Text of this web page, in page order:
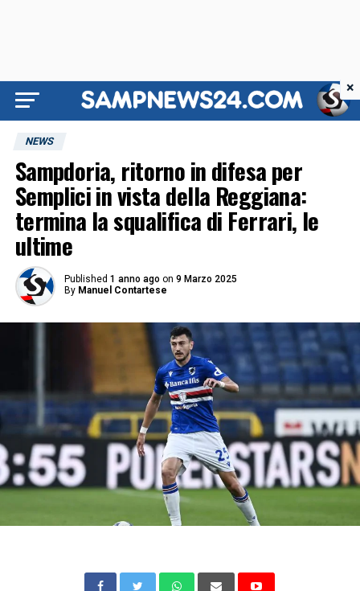
NEWS
Sampdoria, ritorno in difesa per
Semplici in vista della Reggiana:
termina la squalifica di Ferrari, le
ultime
Published 1 anno ago on 9 Marzo 2025
By Manuel Contartese
×